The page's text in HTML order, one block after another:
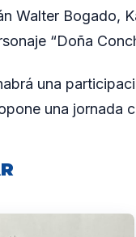
Walter Bogado,
“Doña
una
una jornada